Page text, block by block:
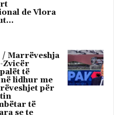
de Vlora
/ Marrëveshja
Zvicër
të
lidhur me
për
të
se te